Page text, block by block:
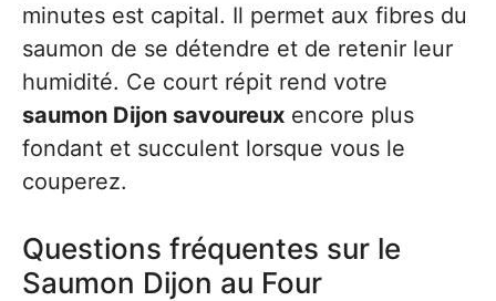
minutes est capital. Il permet aux fibres du
saumon de se détendre et de retenir leur
humidité. Ce court répit rend votre
saumon Dijon savoureux encore plus
fondant et succulent lorsque vous le
couperez.
Questions fréquentes sur le
Saumon Dijon au Four